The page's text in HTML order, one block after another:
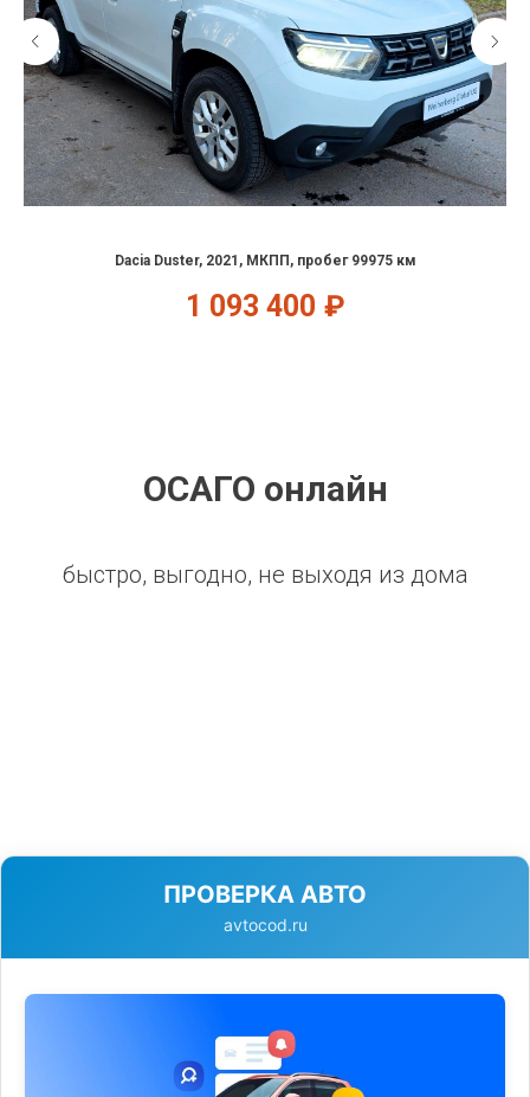
Dacia Duster, 2021, МКПП, пробег 99975 км
1 093 400 ₽
ОСАГО онлайн
быстро, выгодно, не выходя из дома
ПРОВЕРКА АВТО
avtocod.ru